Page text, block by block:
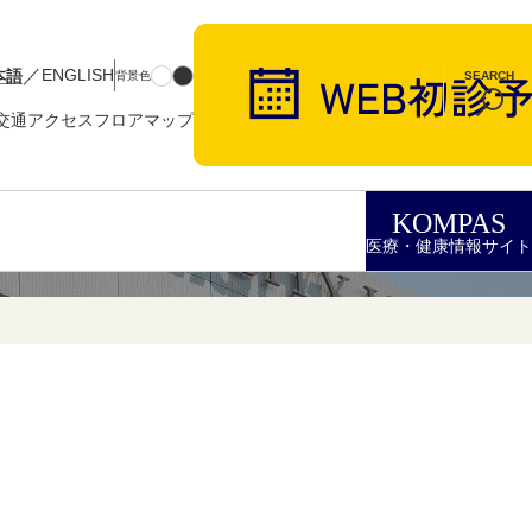
語／ENGLISH背景色
通アクセスフロアマップ
SEARCH
KOMPAS
医療・健康情報サイト